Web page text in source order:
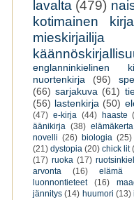
lavalta (479)
kotimainen
mieskirjailija
englanninkielinen
nuortenkirja
(96)
(66) sarjakuva (61)
(56) lastenkirja (50)
(47) e-kirja (44) haaste
äänikirja (38) elämäkerta
novelli (26) biologia (25)
(21) dystopia (20) chick lit
(17) ruoka (17)
arvonta
(16) elämä
luonnontieteet
(16)
jännitys (14) huumori (13)